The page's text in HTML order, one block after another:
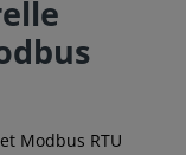
Modbus RTU